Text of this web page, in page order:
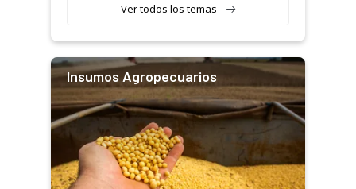
Ver todos los temas
Insumos Agropecuarios